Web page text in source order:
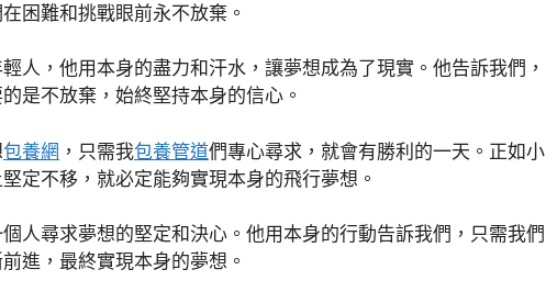
困難和挑戰眼前永不放棄。
人，他用本身的盡力和汗水，讓夢想成為了現實。他告訴我們，
是不放棄，始終堅持本身的信心。
包養網 ，只需我包養管道們專心尋求，就會有勝利的一天。正如小
定不移，就必定能夠實現本身的飛行夢想。
人尋求夢想的堅定和決心。他用本身的行動告訴我們，只需我們
進，最終實現本身的夢想。